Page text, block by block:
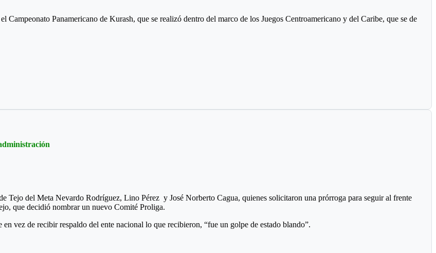
Panamericano de Kurash, que se realizó dentro del marco de los Juegos Centroamericano y del Caribe, que se de
Tejo del Meta Nevardo Rodríguez, Lino Pérez y José Norberto Cagua, quienes solicitaron una prórroga para seguir al frente
que decidió nombrar un nuevo Comité Proliga.
vez de recibir respaldo del ente nacional lo que recibieron, “fue un golpe de estado blando”.
nuevo órgano de administración, estaría regresando Héctor Roncancio, quien ya fue presidente de organismo deportivo.